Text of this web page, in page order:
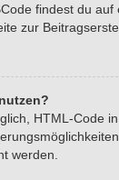
findest du auf
zur
HTML-Code
werden.